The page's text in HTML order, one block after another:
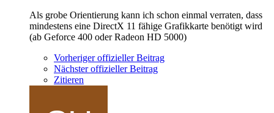
Als grobe Orientierung kann ich schon einmal verraten, dass
mindestens eine DirectX 11 fähige Grafikkarte benötigt wird
(ab Geforce 400 oder Radeon HD 5000)
Vorheriger offizieller Beitrag
Nächster offizieller Beitrag
Zitieren